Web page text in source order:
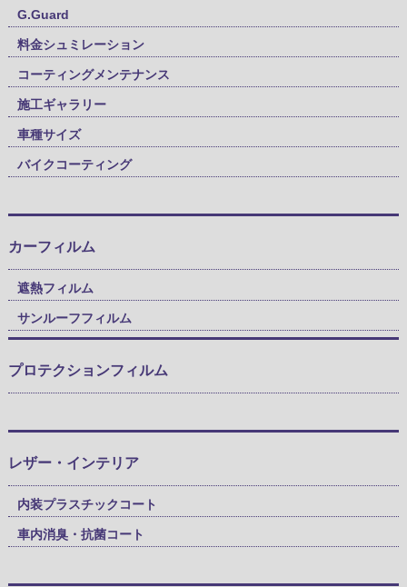
G.Guard
料金シュミレーション
コーティングメンテナンス
施工ギャラリー
車種サイズ
バイクコーティング
カーフィルム
遮熱フィルム
サンルーフフィルム
プロテクションフィルム
レザー・インテリア
内装プラスチックコート
車内消臭・抗菌コート